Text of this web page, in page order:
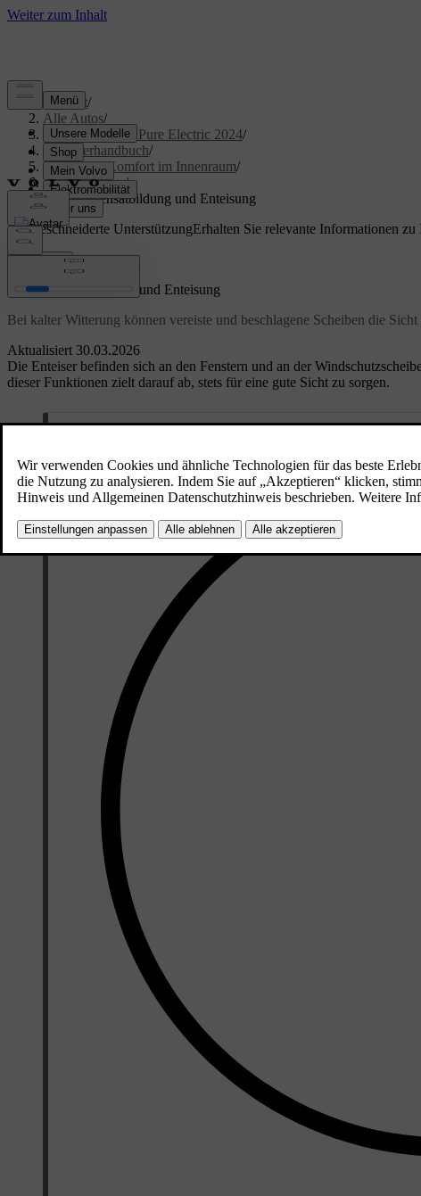
Support/
Alle Autos/
XC40 Recharge Pure Electric 2024/
Benutzerhandbuch/
Klima und Komfort im Innenraum/
Klimaanlage/
Eis, Kondensatbildung und Enteisung
Maßgeschneiderte UnterstützungErhalten Sie relevante Informationen
Anmelden
Aktualisiert 30.03.2026
Eis, Kondensatbildung und Enteisung
Bei kalter Witterung können vereiste und beschlagene Scheiben die
Die Enteiser befinden sich an den Fenstern und an der
dieser Funktionen zielt darauf ab, stets für eine gute Sicht zu sorgen.